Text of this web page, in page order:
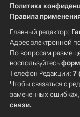
Политика
Правила
Главный редактор:
Адрес электронной
По вопросам
воспользуйтесь
Телефон Редакции: 7
Чтобы связаться с
замеченных ошибках,
связи.